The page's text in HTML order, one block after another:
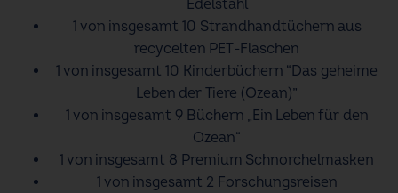
Edelstahl
1 von insgesamt 10 Strandhandtüchern aus
recycelten PET-Flaschen
1 von insgesamt 10 Kinderbüchern “Das geheime
Leben der Tiere (Ozean)”
1 von insgesamt 9 Büchern „Ein Leben für den
Ozean“
1 von insgesamt 8 Premium Schnorchelmasken
1 von insgesamt 2 Forschungsreisen